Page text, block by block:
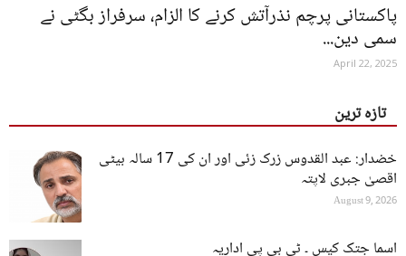
پاکستانی پرچم نذرآتش کرنے کا الزام، سرفراز بگٹی نے
سمی دین...
April 22, 2025
تازہ ترین
خضدار: عبد القدوس زرک زئی اور ان کی 17 سالہ بیٹی
اقصیٰ جبری لاپتہ
August 9, 2026
اسما جتک کیس ۔ ٹی بی پی اداریہ